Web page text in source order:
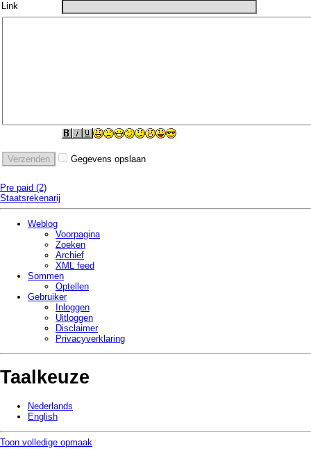
Link
Gegevens opslaan
Pre paid (2)
Staatsrekenarij
Weblog
Voorpagina
Zoeken
Archief
XML feed
Sommen
Optellen
Gebruiker
Inloggen
Uitloggen
Disclaimer
Privacy­verklaring
Taalkeuze
Nederlands
English
Toon volledige opmaak